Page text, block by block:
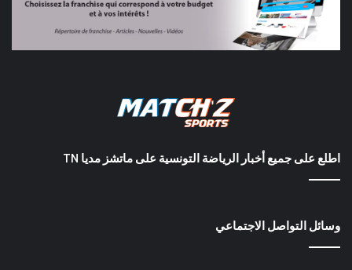
اطلع على جميع أخبار الرياضة التونسية على ماتشز مديا TN
وسائل التواصل الاجتماعي